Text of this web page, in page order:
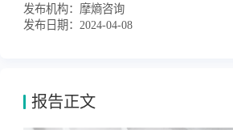
发布机构： 摩熵咨询
发布日期： 2024-04-08
报告正文